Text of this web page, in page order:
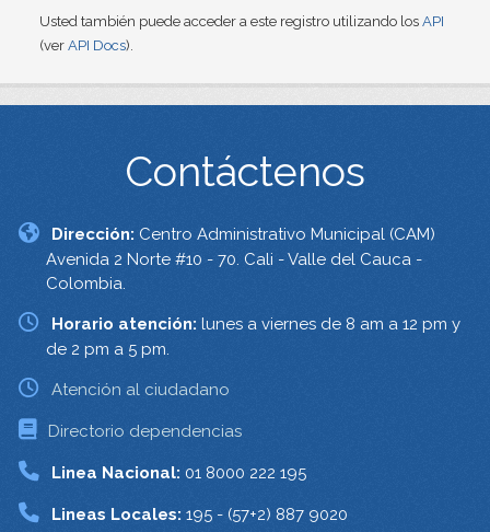
Usted también puede acceder a este registro utilizando los API
(ver API Docs).
Contáctenos
Dirección: Centro Administrativo Municipal (CAM)
Avenida 2 Norte #10 - 70. Cali - Valle del Cauca -
Colombia.
Horario atención: lunes a viernes de 8 am a 12 pm y
de 2 pm a 5 pm.
Atención al ciudadano
Directorio dependencias
Linea Nacional: 01 8000 222 195
Lineas Locales: 195 - (57+2) 887 9020